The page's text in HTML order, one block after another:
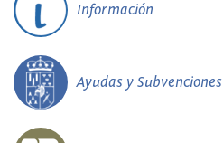
Información
Ayudas y Subvenciones